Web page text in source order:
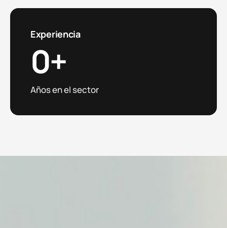
Experiencia
0+
Años en el sector